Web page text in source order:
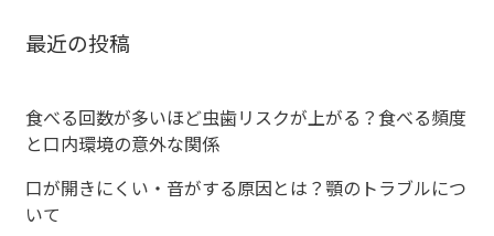
ー
シ
ョ
最近の投稿
食べる回数が多いほど虫歯リスクが上がる？食べる頻度
と口内環境の意外な関係
口が開きにくい・音がする原因とは？顎のトラブルにつ
いて